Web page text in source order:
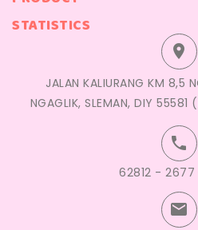
STATISTICS

JALAN KALIURANG KM 8,5
NGAGLIK, SLEMAN, DIY 55581

62812 -
